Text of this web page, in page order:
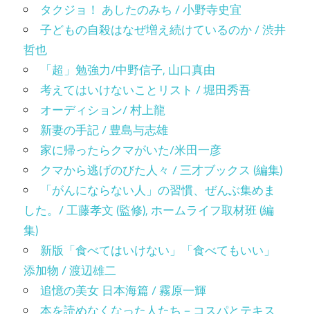
タクジョ！ あしたのみち / 小野寺史宜
子どもの自殺はなぜ増え続けているのか / 渋井
哲也
「超」勉強力/中野信子, 山口真由
考えてはいけないことリスト / 堀田秀吾
オーディション/ 村上龍
新妻の手記 / 豊島与志雄
家に帰ったらクマがいた/米田一彦
クマから逃げのびた人々 / 三才ブックス (編集)
「がんにならない人」の習慣、ぜんぶ集めま
した。/ 工藤孝文 (監修), ホームライフ取材班 (編
集)
新版「食べてはいけない」「食べてもいい」
添加物 / 渡辺雄二
追憶の美女 日本海篇 / 霧原一輝